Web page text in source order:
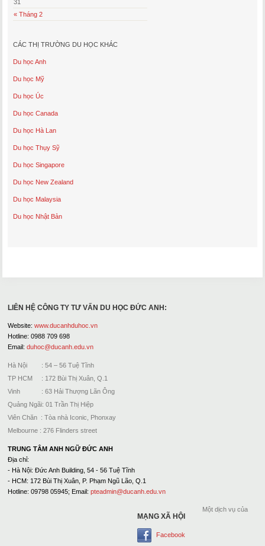
« Tháng 2
31
CÁC THỊ TRƯỜNG DU HỌC KHÁC
Du học Anh
Du học Mỹ
Du học Úc
Du học Canada
Du học Hà Lan
Du học Thụy Sỹ
Du học Singapore
Du học New Zealand
Du học Malaysia
Du học Nhật Bản
LIÊN HỆ CÔNG TY TƯ VẤN DU HỌC ĐỨC ANH:
Website: www.ducanhduhoc.vn
Hotline: 0988 709 698
Email: duhoc@ducanh.edu.vn
Hà Nội : 54 – 56 Tuệ Tĩnh
TP HCM : 172 Bùi Thị Xuân, Q.1
Vinh : 63 Hải Thượng Lãn Ông
Quảng Ngãi: 01 Trần Thị Hiệp
Viên Chăn : Tòa nhà Iconic, Phonxay
Melbourne : 276 Flinders street
TRUNG TÂM ANH NGỮ ĐỨC ANH
Địa chỉ:
- Hà Nội: Đức Anh Building, 54 - 56 Tuệ Tĩnh
- HCM: 172 Bùi Thị Xuân, P. Phạm Ngũ Lão, Q.1
Hotline: 09798 05945; Email: pteadmin@ducanh.edu.vn
MẠNG XÃ HỘI
Facebook
Một dịch vụ của